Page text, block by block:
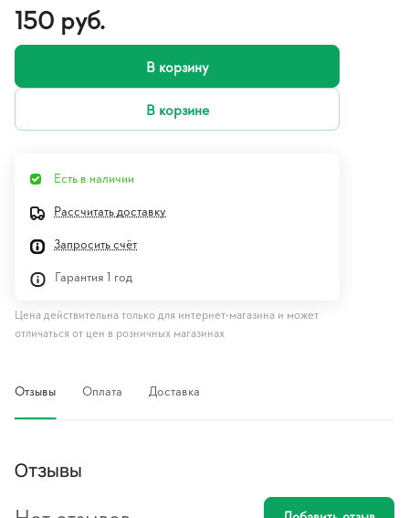
150 руб.
В корзину
В корзине
Есть в наличии
Рассчитать доставку
Запросить счёт
Гарантия 1 год
Цена действительна только для интернет-магазина и может
отличаться от цен в розничных магазинах
Отзывы Оплата Доставка
Отзывы